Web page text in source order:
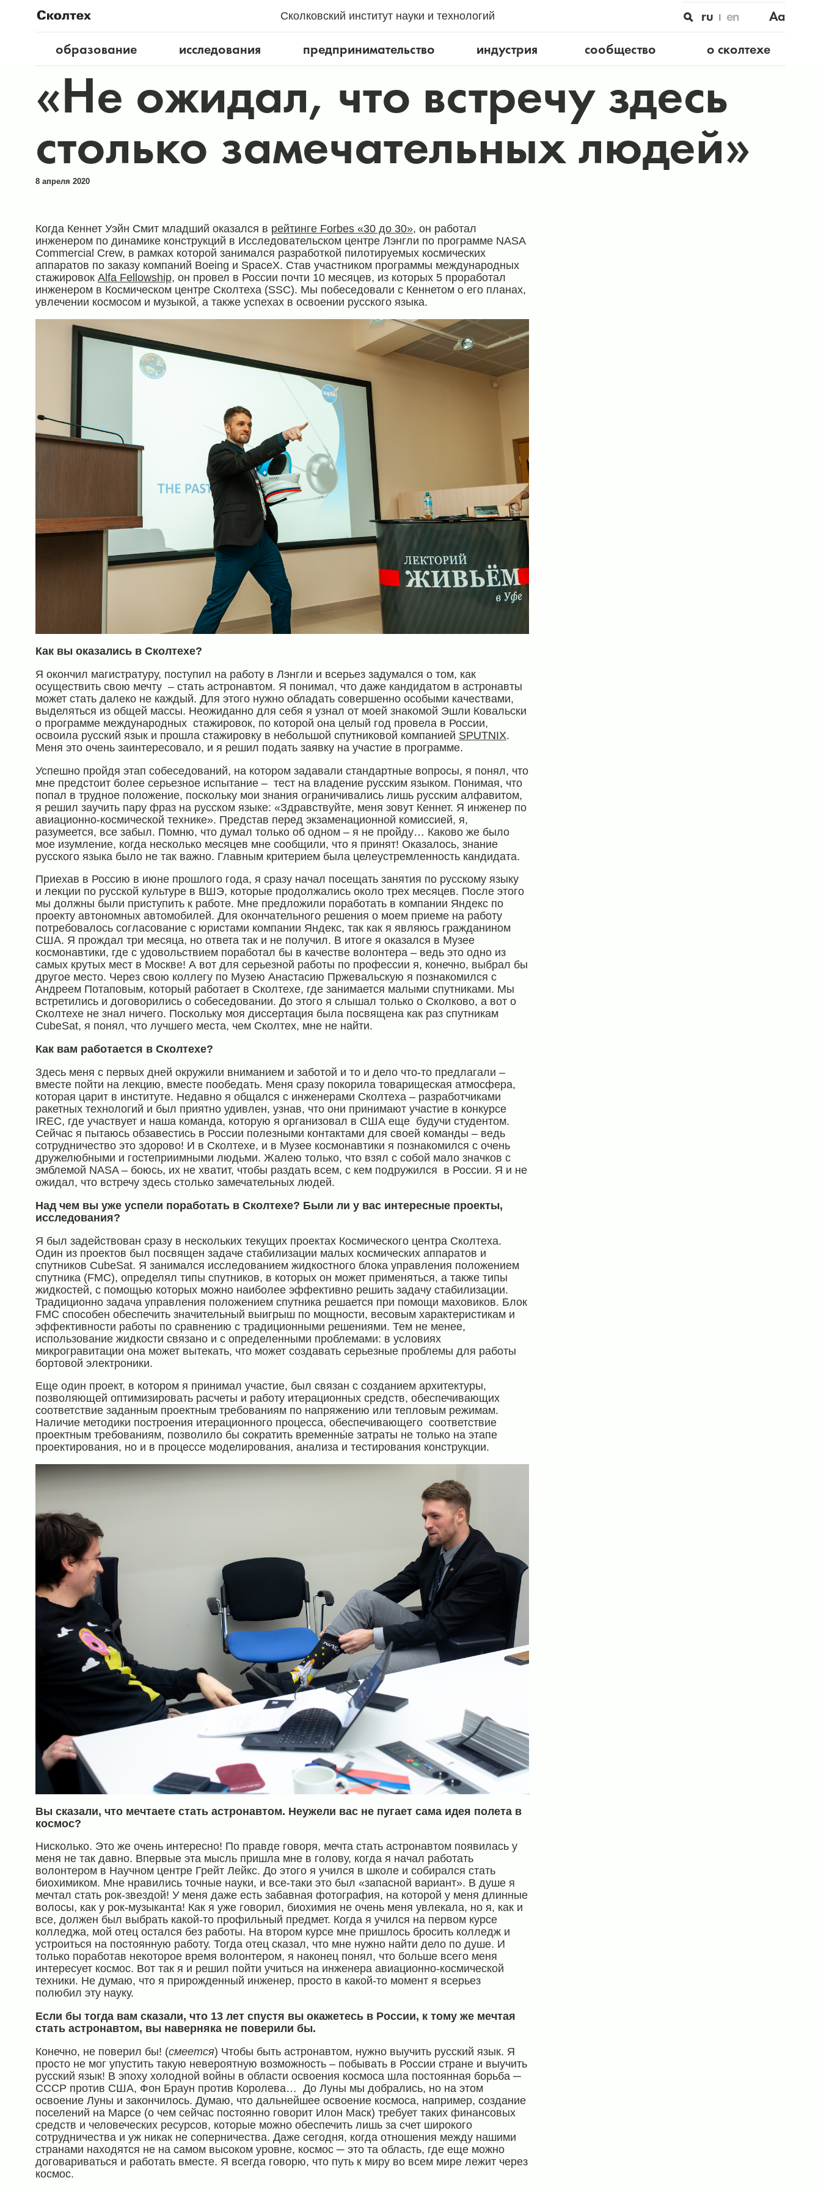
Сколковский институт науки и технологий ru en
Aa
образование
исследования предпринимательство индустрия сообщество о сколтехе
«Не ожидал, что встречу здесь
столько замечательных людей»
8 апреля 2020
Когда Кеннет Уэйн Смит младший оказался в рейтинге Forbes «30 до 30», он работал
инженером по динамике конструкций в Исследовательском центре Лэнгли по программе NASA
Commercial Crew, в рамках которой занимался разработкой пилотируемых космических
аппаратов по заказу компаний Boeing и SpaceX. Став участником программы международных
стажировок Alfa Fellowship, он провел в России почти 10 месяцев, из которых 5 проработал
инженером в Космическом центре Сколтеха (SSC). Мы побеседовали с Кеннетом о его планах,
увлечении космосом и музыкой, а также успехах в освоении русского языка.
Как вы оказались в Сколтехе?
Я окончил магистратуру, поступил на работу в Лэнгли и всерьез задумался о том, как
осуществить свою мечту – стать астронавтом. Я понимал, что даже кандидатом в астронавты
может стать далеко не каждый. Для этого нужно обладать совершенно особыми качествами,
выделяться из общей массы. Неожиданно для себя я узнал от моей знакомой Эшли Ковальски
о программе международных стажировок, по которой она целый год провела в России,
освоила русский язык и прошла стажировку в небольшой спутниковой компанией SPUTNIX.
Меня это очень заинтересовало, и я решил подать заявку на участие в программе.
Успешно пройдя этап собеседований, на котором задавали стандартные вопросы, я понял, что
мне предстоит более серьезное испытание – тест на владение русским языком. Понимая, что
попал в трудное положение, поскольку мои знания ограничивались лишь русским алфавитом,
я решил заучить пару фраз на русском языке: «Здравствуйте, меня зовут Кеннет. Я инженер по
авиационно-космической технике». Представ перед экзаменационной комиссией, я,
разумеется, все забыл. Помню, что думал только об одном – я не пройду… Каково же было
мое изумление, когда несколько месяцев мне сообщили, что я принят! Оказалось, знание
русского языка было не так важно. Главным критерием была целеустремленность кандидата.
Приехав в Россию в июне прошлого года, я сразу начал посещать занятия по русскому языку
и лекции по русской культуре в ВШЭ, которые продолжались около трех месяцев. После этого
мы должны были приступить к работе. Мне предложили поработать в компании Яндекс по
проекту автономных автомобилей. Для окончательного решения о моем приеме на работу
потребовалось согласование с юристами компании Яндекс, так как я являюсь гражданином
США. Я прождал три месяца, но ответа так и не получил. В итоге я оказался в Музее
космонавтики, где с удовольствием поработал бы в качестве волонтера – ведь это одно из
самых крутых мест в Москве! А вот для серьезной работы по профессии я, конечно, выбрал бы
другое место. Через свою коллегу по Музею Анастасию Пржевальскую я познакомился с
Андреем Потаповым, который работает в Сколтехе, где занимается малыми спутниками. Мы
встретились и договорились о собеседовании. До этого я слышал только о Сколково, а вот о
Сколтехе не знал ничего. Поскольку моя диссертация была посвящена как раз спутникам
CubeSat, я понял, что лучшего места, чем Сколтех, мне не найти.
Как вам работается в Сколтехе?
Здесь меня с первых дней окружили вниманием и заботой и то и дело что-то предлагали –
вместе пойти на лекцию, вместе пообедать. Меня сразу покорила товарищеская атмосфера,
которая царит в институте. Недавно я общался с инженерами Сколтеха – разработчиками
ракетных технологий и был приятно удивлен, узнав, что они принимают участие в конкурсе
IREC, где участвует и наша команда, которую я организовал в США еще будучи студентом.
Сейчас я пытаюсь обзавестись в России полезными контактами для своей команды – ведь
сотрудничество это здорово! И в Сколтехе, и в Музее космонавтики я познакомился с очень
дружелюбными и гостеприимными людьми. Жалею только, что взял с собой мало значков с
эмблемой NASA – боюсь, их не хватит, чтобы раздать всем, с кем подружился в России. Я и не
ожидал, что встречу здесь столько замечательных людей.
Над чем вы уже успели поработать в Сколтехе? Были ли у вас интересные проекты,
исследования?
Я был задействован сразу в нескольких текущих проектах Космического центра Сколтеха.
Один из проектов был посвящен задаче стабилизации малых космических аппаратов и
спутников CubeSat. Я занимался исследованием жидкостного блока управления положением
спутника (FMC), определял типы спутников, в которых он может применяться, а также типы
жидкостей, с помощью которых можно наиболее эффективно решить задачу стабилизации.
Традиционно задача управления положением спутника решается при помощи маховиков. Блок
FMC способен обеспечить значительный выигрыш по мощности, весовым характеристикам и
эффективности работы по сравнению с традиционными решениями. Тем не менее,
использование жидкости связано и с определенными проблемами: в условиях
микрогравитации она может вытекать, что может создавать серьезные проблемы для работы
бортовой электроники.
Еще один проект, в котором я принимал участие, был связан с созданием архитектуры,
позволяющей оптимизировать расчеты и работу итерационных средств, обеспечивающих
соответствие заданным проектным требованиям по напряжению или тепловым режимам.
Наличие методики построения итерационного процесса, обеспечивающего соответствие
проектным требованиям, позволило бы сократить временны́е затраты не только на этапе
проектирования, но и в процессе моделирования, анализа и тестирования конструкции.
Вы сказали, что мечтаете стать астронавтом. Неужели вас не пугает сама идея полета в
космос?
Нисколько. Это же очень интересно! По правде говоря, мечта стать астронавтом появилась у
меня не так давно. Впервые эта мысль пришла мне в голову, когда я начал работать
волонтером в Научном центре Грейт Лейкс. До этого я учился в школе и собирался стать
биохимиком. Мне нравились точные науки, и все-таки это был «запасной вариант». В душе я
мечтал стать рок-звездой! У меня даже есть забавная фотография, на которой у меня длинные
волосы, как у рок-музыканта! Как я уже говорил, биохимия не очень меня увлекала, но я, как и
все, должен был выбрать какой-то профильный предмет. Когда я учился на первом курсе
колледжа, мой отец остался без работы. На втором курсе мне пришлось бросить колледж и
устроиться на постоянную работу. Тогда отец сказал, что мне нужно найти дело по душе. И
только поработав некоторое время волонтером, я наконец понял, что больше всего меня
интересует космос. Вот так я и решил пойти учиться на инженера авиационно-космической
техники. Не думаю, что я прирожденный инженер, просто в какой-то момент я всерьез
полюбил эту науку.
Если бы тогда вам сказали, что 13 лет спустя вы окажетесь в России, к тому же мечтая
стать астронавтом, вы наверняка не поверили бы.
Конечно, не поверил бы! (смеется) Чтобы быть астронавтом, нужно выучить русский язык. Я
просто не мог упустить такую невероятную возможность – побывать в России стране и выучить
русский язык! В эпоху холодной войны в области освоения космоса шла постоянная борьба ─
СССР против США, Фон Браун против Королева… До Луны мы добрались, но на этом
освоение Луны и закончилось. Думаю, что дальнейшее освоение космоса, например, создание
поселений на Марсе (о чем сейчас постоянно говорит Илон Маск) требует таких финансовых
средств и человеческих ресурсов, которые можно обеспечить лишь за счет широкого
сотрудничества и уж никак не соперничества. Даже сегодня, когда отношения между нашими
странами находятся не на самом высоком уровне, космос ─ это та область, где еще можно
договариваться и работать вместе. Я всегда говорю, что путь к миру во всем мире лежит через
космос.